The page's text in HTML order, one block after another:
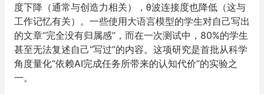
度下降（通常与创造力相关），θ波连接度也降低（这与
工作记忆有关）。一些使用大语言模型的学生对自己写出
的文章“完全没有归属感”，而在一次测试中，80%的学生
甚至无法复述自己“写过”的内容。这项研究是首批从科学
角度量化“依赖AI完成任务所带来的认知代价”的实验之
一。